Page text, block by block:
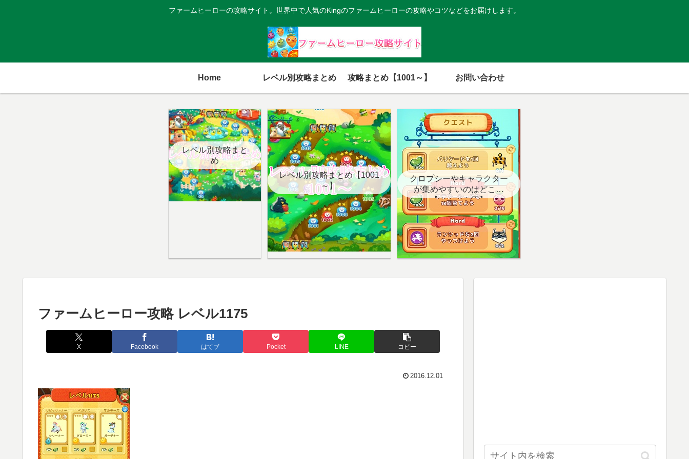
ファームヒーローの攻略サイト。世界中で人気のKingのファームヒーローの攻略やコツなどをお届けします。
Home レベル別攻略まとめ 攻略まとめ【1001～】 お問い合わせ
レベル別攻略まと
め
レベル別攻略まとめ【1001
～】
クロプシーやキャラクター
が集めやすいのはどこ？
【クエスト用】
ファームヒーロー攻略 レベル1175
X Facebook はてブ Pocket LINE コピー
2016.12.01